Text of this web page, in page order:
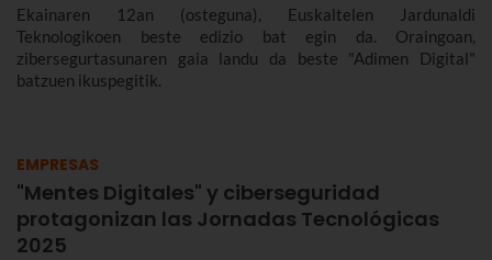
Ekainaren 12an (osteguna), Euskaltelen Jardunaldi
Teknologikoen beste edizio bat egin da. Oraingoan,
zibersegurtasunaren gaia landu da beste "Adimen Digital"
batzuen ikuspegitik.
EMPRESAS
"Mentes Digitales" y ciberseguridad
protagonizan las Jornadas Tecnológicas
2025